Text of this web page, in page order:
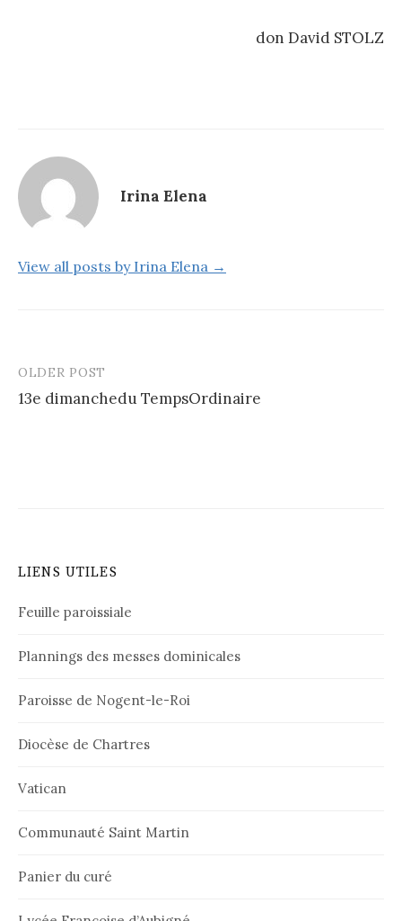
don David STOLZ
Irina Elena
View all posts by Irina Elena →
Post
navigation
OLDER POST
13e dimanchedu TempsOrdinaire
LIENS UTILES
Feuille paroissiale
Plannings des messes dominicales
Paroisse de Nogent-le-Roi
Diocèse de Chartres
Vatican
Communauté Saint Martin
Panier du curé